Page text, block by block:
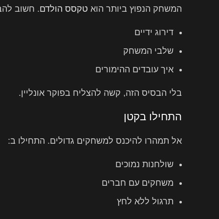
המשחק הנפוץ ביותר הוא טקסס הולדם. חשוב
דירוג ידיים
שלבי המשחק
איך עובדים ההימורים
בלי הבסיס הזה, קשה להצליח בפוקר אונליין.
התחילו בקטן
אל תמהרו להיכנס למשחקים גדולים. התחילו ב:
שולחנות נמוכים
משחקים עם חברים
תרגול ללא לחץ